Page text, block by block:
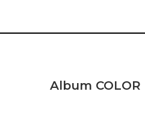
Album